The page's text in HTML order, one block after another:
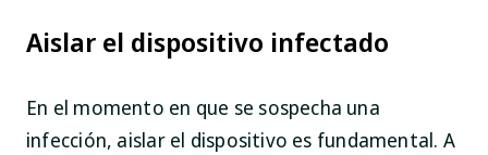
Aislar el dispositivo infectado
En el momento en que se sospecha una
infección, aislar el dispositivo es fundamental. A